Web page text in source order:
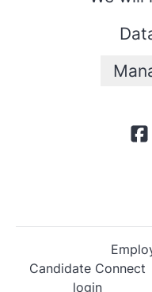
Candidate Connect
login